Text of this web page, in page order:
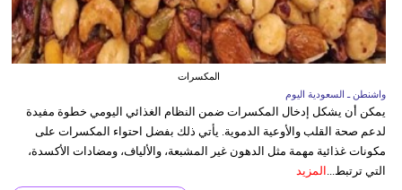
المكسرات
واشنطن ـ السعودية اليوم
يمكن أن يشكل إدخال المكسرات ضمن النظام الغذائي اليومي خطوة مفيدة
لدعم صحة القلب والأوعية الدموية. يأتي ذلك بفضل احتواء المكسرات على
مكونات غذائية مهمة مثل الدهون غير المشبعة، والألياف، ومضادات الأكسدة،
التي ترتبط... المزيد